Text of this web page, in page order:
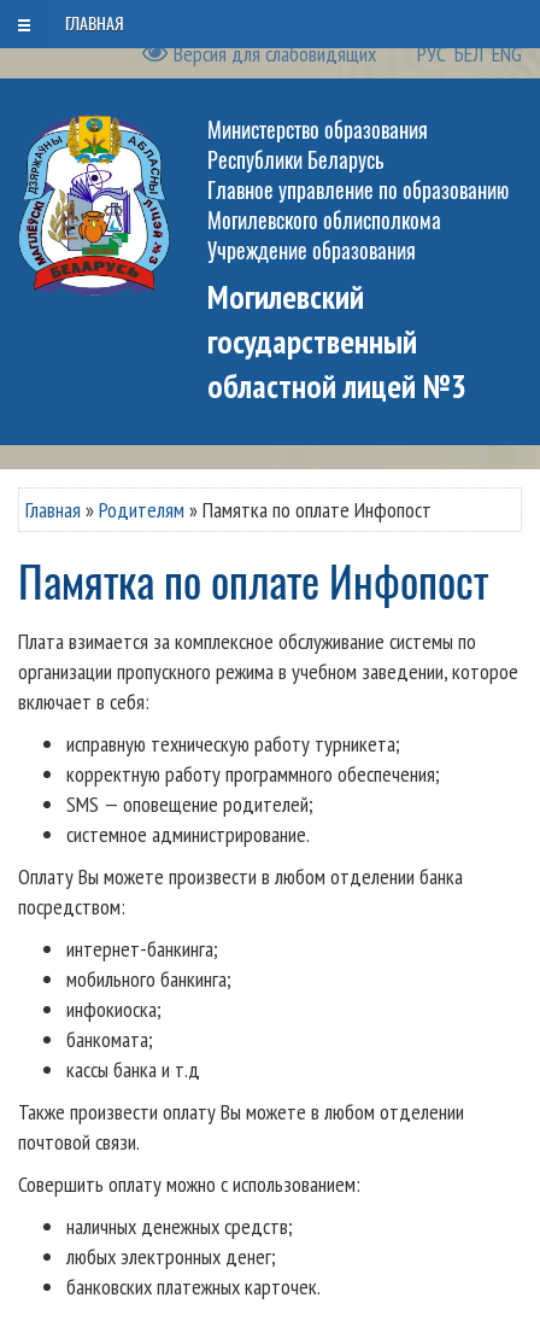
Пятница, 7 августа 2026
Версия для слабовидящих РУС БЕЛ ENG
Министерство образования
Республики Беларусь
Главное управление по образованию
Могилевского облисполкома
Учреждение образования
Могилевский
государственный
областной лицей №3
ГЛАВНАЯ
Главная »Родителям »Памятка по оплате Инфопост
Памятка по оплате Инфопост
Плата взимается за комплексное обслуживание системы по
организации пропускного режима в учебном заведении, которое
включает в себя:
исправную техническую работу турникета;
корректную работу программного обеспечения;
SMS — оповещение родителей;
системное администрирование.
Оплату Вы можете произвести в любом отделении банка
посредством:
интернет-банкинга;
мобильного банкинга;
инфокиоска;
банкомата;
кассы банка и т.д
Также произвести оплату Вы можете в любом отделении
почтовой связи.
Совершить оплату можно с использованием:
наличных денежных средств;
любых электронных денег;
банковских платежных карточек.